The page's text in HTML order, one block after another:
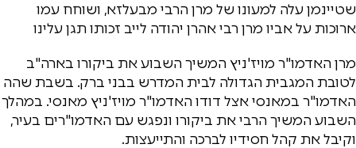
שטיינמן עלה למעונו של מרן הרבי מבעלזא, ושוחח עמו
ארוכות על אביו מרן רבי אהרן יהודה לייב זכותו תגן עלינו
מרן האדמו"ר מויז'ניץ המשיך השבוע את ביקורו בארה"ב
לטובת המגבית הגדולה לבית המדרש בבני ברק. בשבת שהה
האדמו"ר במאנסי אצל דודו האדמו"ר מויז'ניץ מאנסי. במהלך
השבוע המשיך הרבי את ביקורו ונפגש עם האדמו"רים בעיר,
וקיבל את קהל חסידיו לברכה והתייעצות.